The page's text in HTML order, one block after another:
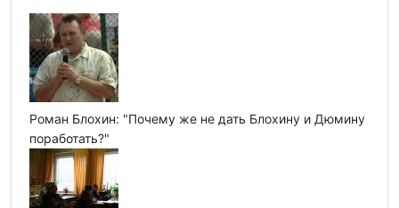
Роман Блохин: "Почему же не дать Блохину и Дюмину
поработать?"